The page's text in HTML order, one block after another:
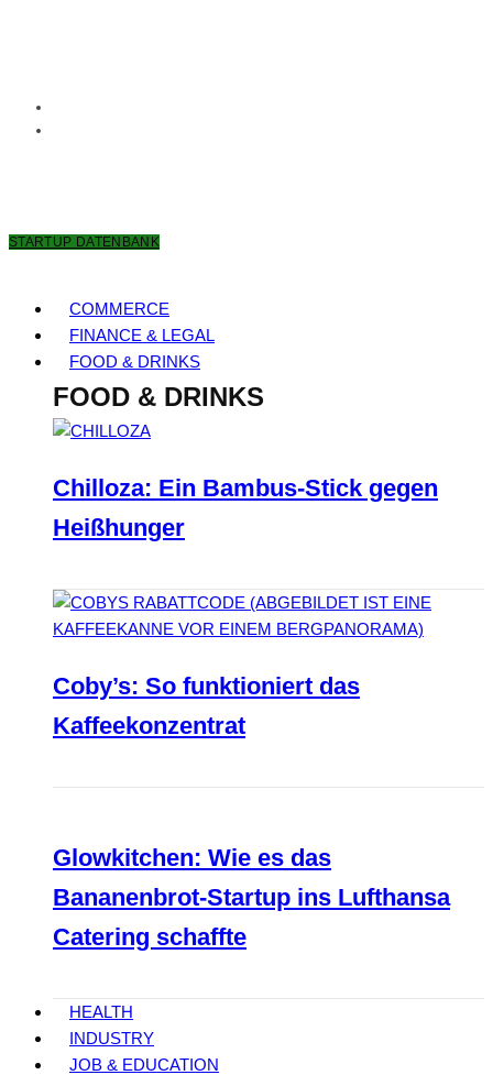
STARTUP DATENBANK
COMMERCE
FINANCE & LEGAL
FOOD & DRINKS
FOOD & DRINKS
Chilloza: Ein Bambus-Stick gegen
Heißhunger
Coby’s: So funktioniert das
Kaffeekonzentrat
Glowkitchen: Wie es das
Bananenbrot-Startup ins Lufthansa
Catering schaffte
HEALTH
INDUSTRY
JOB & EDUCATION